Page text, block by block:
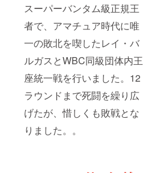
スーパーバンタム級正規王
者で、アマチュア時代に唯
一の敗北を喫したレイ・バ
ルガスとWBC同級団体内王
座統一戦を行いました。12
ラウンドまで死闘を繰り広
げたが、惜しくも敗戦とな
りました。。